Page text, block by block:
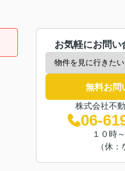
お気軽にお問い
無料お問
株式会社不
06-
１０時
（休：